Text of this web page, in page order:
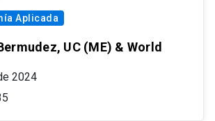
Aplicada
UC (ME) & World
2024